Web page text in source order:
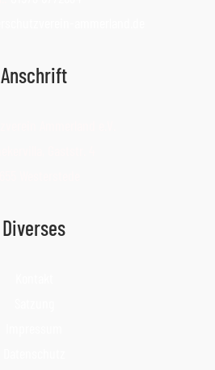
Anschrift
Diverses